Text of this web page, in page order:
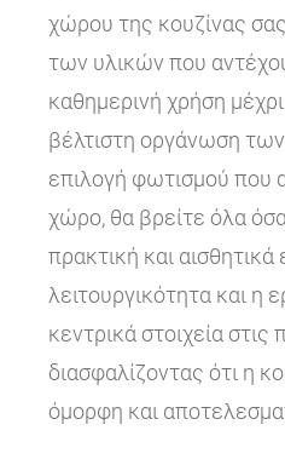
χώρου της κουζίνας
των υλικών που
καθημερινή χρήση
βέλτιστη οργάνωση
επιλογή φωτισμού που
χώρο, θα βρείτε όλα
πρακτική και
λειτουργικότητα και η
κεντρικά στοιχεία στις
διασφαλίζοντας ότι η
όμορφη και